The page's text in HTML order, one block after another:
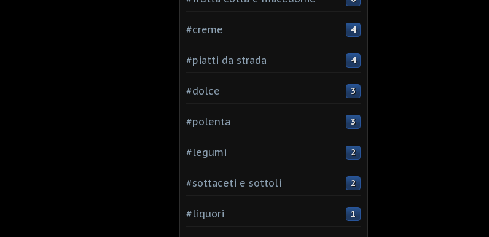
#creme 4
#piatti da strada 4
#dolce 3
#polenta 3
#legumi 2
#sottaceti e sottoli 2
#liquori 1